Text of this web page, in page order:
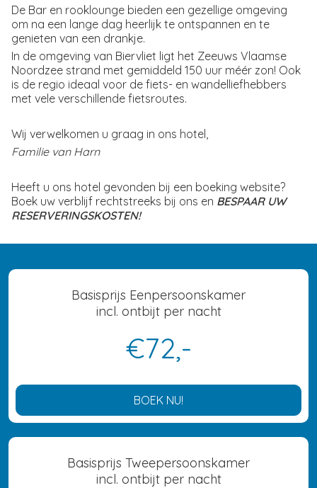
De Bar en rooklounge bieden een gezellige omgeving
om na een lange dag heerlijk te ontspannen en te
genieten van een drankje.
In de omgeving van Biervliet ligt het Zeeuws Vlaamse
Noordzee strand met gemiddeld 150 uur méér zon! Ook
is de regio ideaal voor de fiets- en wandelliefhebbers
met vele verschillende fietsroutes.
Wij verwelkomen u graag in ons hotel,
Familie van Harn
Heeft u ons hotel gevonden bij een boeking website?
Boek uw verblijf rechtstreeks bij ons en BESPAAR UW
RESERVERINGSKOSTEN!
Basisprijs Eenpersoonskamer
incl. ontbijt per nacht
€72,-
BOEK NU!
Basisprijs Tweepersoonskamer
incl. ontbijt per nacht